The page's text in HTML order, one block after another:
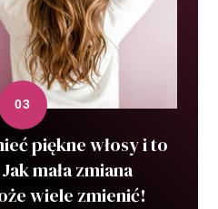
piękne włosy i to
mała zmiana
wiele zmienić!